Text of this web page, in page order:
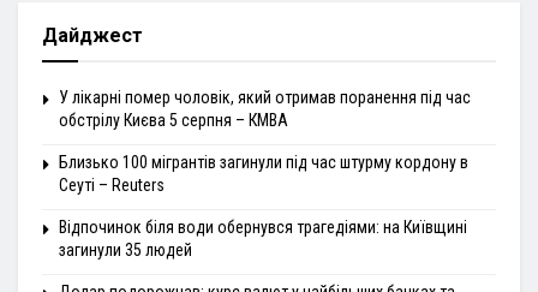
Дайджест
У лікарні помер чоловік, який отримав поранення під час
обстрілу Києва 5 серпня – КМВА
Близько 100 мігрантів загинули під час штурму кордону в
Сеуті – Reuters
Відпочинок біля води обернувся трагедіями: на Київщині
загинули 35 людей